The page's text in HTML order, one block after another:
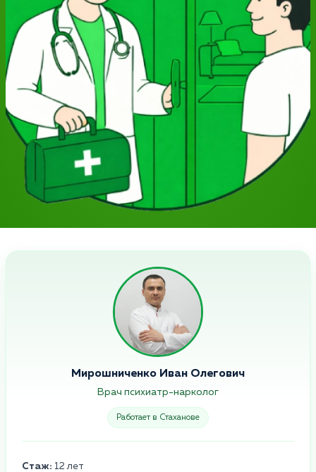
Мирошниченко Иван Олегович
Врач психиатр-нарколог
Работает в Стаханове
Стаж: 12 лет